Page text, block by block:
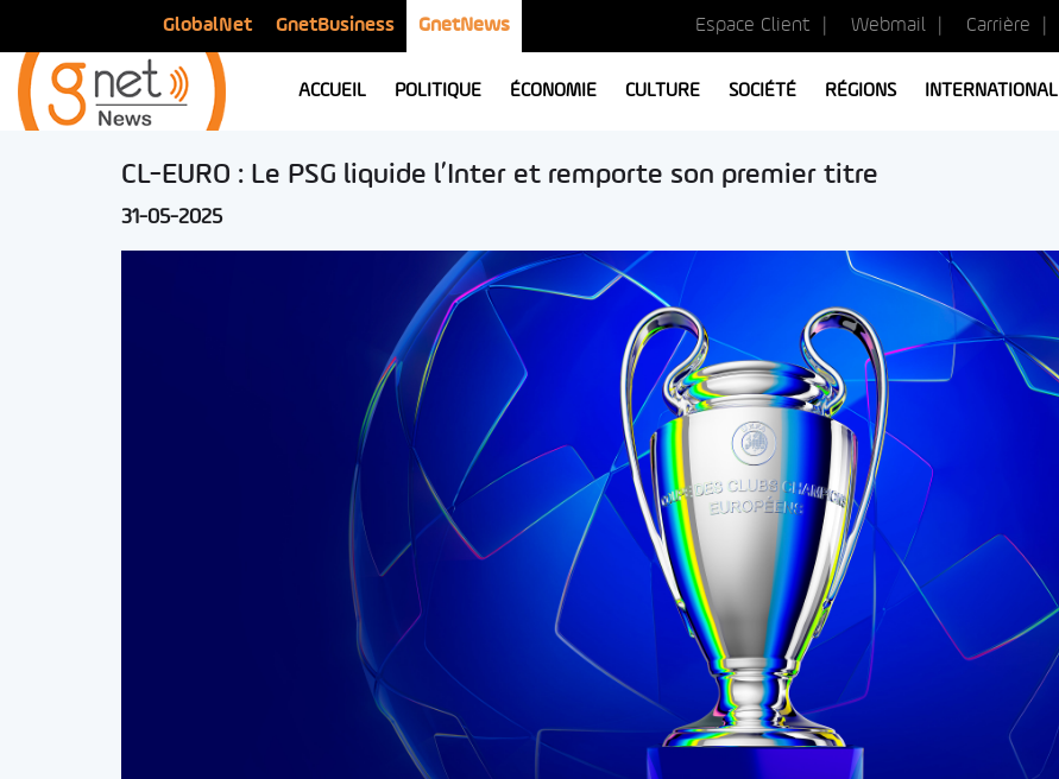
GlobalNet GnetBusiness GnetNews Espace Client Webmail Carrière
ACCUEIL POLITIQUE ÉCONOMIE CULTURE SOCIÉTÉ RÉGIONS INTERNATIONAL
CL-EURO : Le PSG liquide l’Inter et remporte son premier titre
31-05-2025